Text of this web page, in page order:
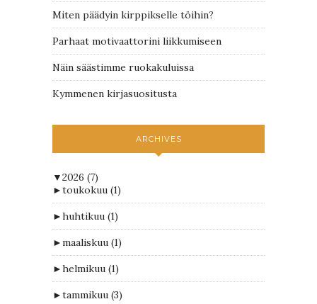
Miten päädyin kirppikselle töihin?
Parhaat motivaattorini liikkumiseen
Näin säästimme ruokakuluissa
Kymmenen kirjasuositusta
ARCHIVES
▼2026 (7)
►toukokuu (1)
►huhtikuu (1)
►maaliskuu (1)
►helmikuu (1)
►tammikuu (3)